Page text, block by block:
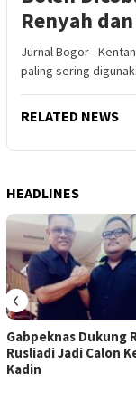
Renyah
Jurnal Bogor -
paling sering
RELATED NEWS
HEADLINES
Gabpeknas Dukung
Rusliadi Jadi Calon
Kadin
‹